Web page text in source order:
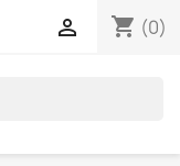
shopping_cart (0)
